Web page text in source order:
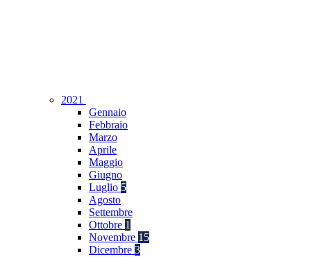
2021
Gennaio
Febbraio
Marzo
Aprile
Maggio
Giugno
Luglio 5
Agosto
Settembre
Ottobre 1
Novembre 15
Dicembre 3